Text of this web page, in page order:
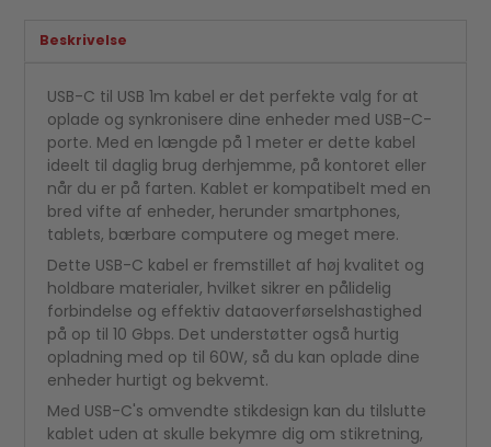
Beskrivelse
USB-C til USB 1m kabel er det perfekte valg for at
oplade og synkronisere dine enheder med USB-C-
porte. Med en længde på 1 meter er dette kabel
ideelt til daglig brug derhjemme, på kontoret eller
når du er på farten. Kablet er kompatibelt med en
bred vifte af enheder, herunder smartphones,
tablets, bærbare computere og meget mere.
Dette USB-C kabel er fremstillet af høj kvalitet og
holdbare materialer, hvilket sikrer en pålidelig
forbindelse og effektiv dataoverførselshastighed
på op til 10 Gbps. Det understøtter også hurtig
opladning med op til 60W, så du kan oplade dine
enheder hurtigt og bekvemt.
Med USB-C's omvendte stikdesign kan du tilslutte
kablet uden at skulle bekymre dig om stikretning,